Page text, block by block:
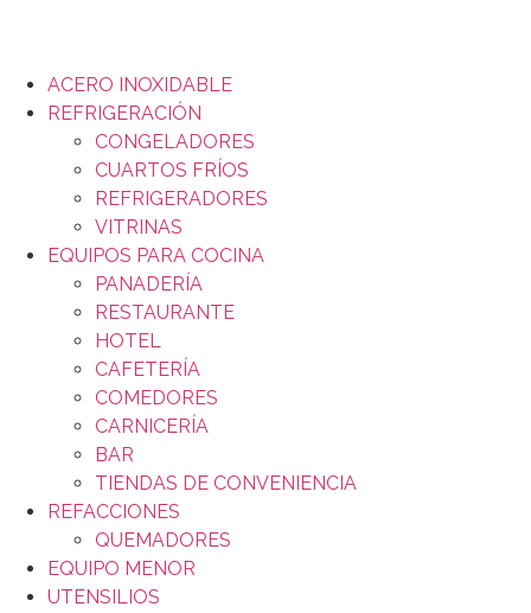
ACERO INOXIDABLE
REFRIGERACIÓN
CONGELADORES
CUARTOS FRÍOS
REFRIGERADORES
VITRINAS
EQUIPOS PARA COCINA
PANADERÍA
RESTAURANTE
HOTEL
CAFETERÍA
COMEDORES
CARNICERÍA
BAR
TIENDAS DE CONVENIENCIA
REFACCIONES
QUEMADORES
EQUIPO MENOR
UTENSILIOS